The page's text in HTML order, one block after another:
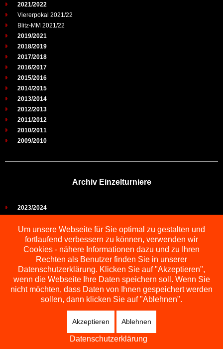
2021/2022
Viererpokal 2021/22
Blitz-MM 2021/22
2019/2021
2018/2019
2017/2018
2016/2017
2015/2016
2014/2015
2013/2014
2012/2013
2011/2012
2010/2011
2009/2010
Archiv Einzelturniere
2023/2024
2021/2022
2019/2021
2018/2019
2017/2018
2016/2017
2015/2016
2014/2015
2013/2014
Um unsere Webseite für Sie optimal zu gestalten und
fortlaufend verbessern zu können, verwenden wir
Cookies - nähere Informationen dazu und zu Ihren
Rechten als Benutzer finden Sie in unserer
Datenschutzerklärung. Klicken Sie auf "Akzeptieren",
wenn die Webseite Ihre Daten speichern soll. Wenn Sie
nicht möchten, dass Daten von Ihnen gespeichert werden
sollen, dann klicken Sie auf "Ablehnen".
Akzeptieren Ablehnen
Datenschutzerklärung